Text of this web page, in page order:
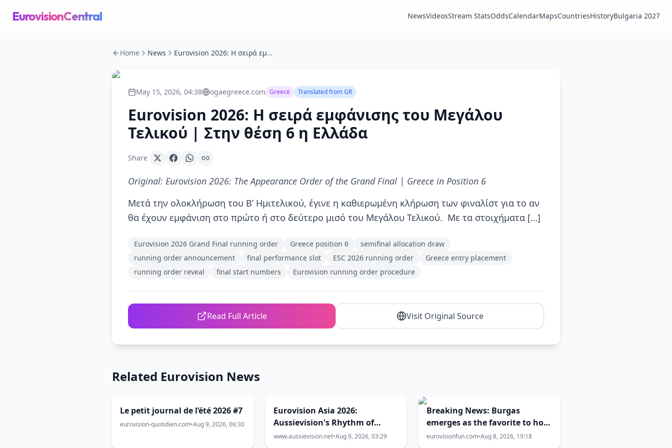
EurovisionCentral NewsVideosStream StatsOddsCalendarMapsCountriesHistoryBulgaria 2027
Home News Eurovision 2026: Η σειρά εμφάνισης του Μεγάλου Τελικού | Στην θέση 6 η Ελλάδα
May 15, 2026, 04:38 ogaegreece.com Greece Translated fromGR
Eurovision 2026: Η σειρά εμφάνισης του Μεγάλου
Τελικού | Στην θέση 6 η Ελλάδα
Share
Original: Eurovision 2026: The Appearance Order of the Grand Final | Greece in Position 6
Μετά την ολοκλήρωση του Β’ Ημιτελικού, έγινε η καθιερωμένη κλήρωση των φιναλίστ για το αν
θα έχουν εμφάνιση στο πρώτο ή στο δεύτερο μισό του Μεγάλου Τελικού. Με τα στοιχήματα […]
Eurovision 2026 Grand Final running order Greece position 6
semifinal allocation draw
running order announcement
final performance slot ESC 2026 running order
Greece entry placement
running order reveal
final start numbers Eurovision running order procedure
Read Full Article Visit Original Source
Related Eurovision News
Le petit journal de l’été 2026 #7
eurovision-quotidien.com•Aug 9, 2026, 06:30
Eurovision Asia 2026:
Aussievision's Rhythm of
Bhutan song rankings
www.aussievision.net•Aug 9, 2026, 03:29
Breaking News: Burgas
emerges as the favorite to host
Eurovision 2027
eurovisionfun.com•Aug 8, 2026, 19:18